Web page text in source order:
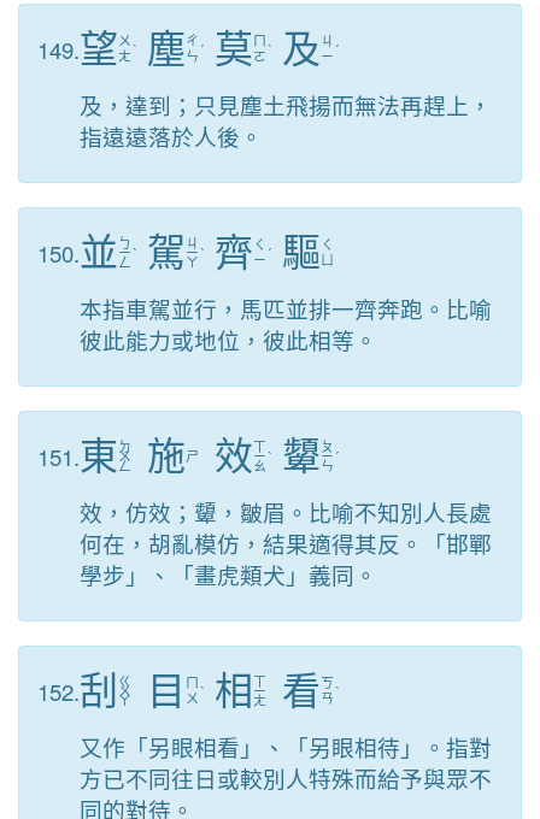
149.望 ㄨ
ㄤˋ 塵ㄔ
ㄣ ˊ 莫 ㄇ
ㄛˋ 及 ㄐ
ㄧ ˊ
及，達到；只見塵土飛揚而無法再趕上，
指遠遠落於人後。
150.並 ㄅ
ㄧ
ㄥ
ˋ 駕 ㄐ
ㄧ
ㄚ
ˋ 齊 ㄑ
ㄧ ˊ 驅 ㄑ
本指車駕並行，馬匹並排一齊奔跑。比喻
彼此能力或地位，彼此相等。
151.東 ㄉ
ㄨ
ㄥ 施ㄕ 效ㄒ
ㄧ
ㄠ
ˋ 顰 ㄆ
ㄧ
ㄣ
ˊ
效，仿效；顰，皺眉。比喻不知別人長處
何在，胡亂模仿，結果適得其反。「邯鄲
學步」、「畫虎類犬」義同。
152.刮 ㄍ
ㄨ
ㄚ 目
ㄇ
ㄨ ˋ 相 ㄒ
ㄧ
ㄤ 看 ㄎ
ㄢˋ
又作「另眼相看」、「另眼相待」。指對
方已不同往日或較別人特殊而給予與眾不
同的對待。